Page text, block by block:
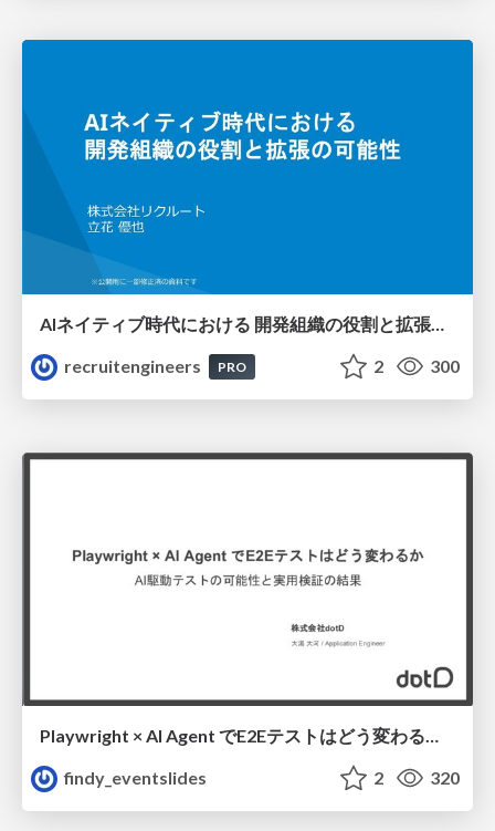
recruitengineers
PRO 2 300
Playwright × AI Agent でE2Eテストはどう変わるか AI駆動テストの可能性と実用検証の結果 _0721
findy_eventslides
2 320